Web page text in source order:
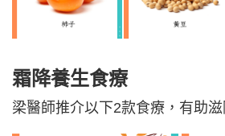
霜降養生食療
梁醫師推介以下2款食療，有助滋